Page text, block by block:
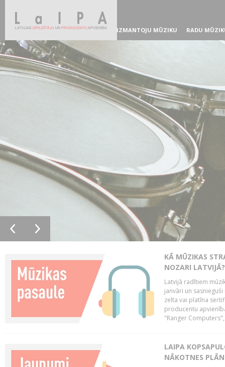
IZMANTOJU MŪZIKU RADU
KĀ MŪZIKAS
NOZARI LATVIJĀ?
Latvijā radītiem
janvāri un
zelta vai platīna
producentu
"Ranger
LAIPA
NĀKOTNES